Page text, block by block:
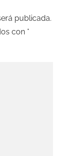
publicada.
con *